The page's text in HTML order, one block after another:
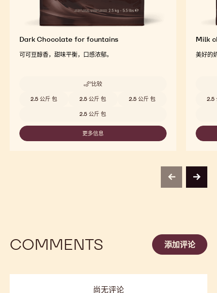
Dark Chocolate for fountains
可可豆醇香，甜味平衡，口感浓郁。
比较
-
DARK
CHOCOLATE
FOR
FOUNTAINS
Beschikbare maten
2.5 公斤 包 2.5 公斤 包 2.5 公斤 包
2.5 公斤 包
更多信息
-
Milk
美好的
2.5
previousnext
COMMENTS 添加评论
尚无评论